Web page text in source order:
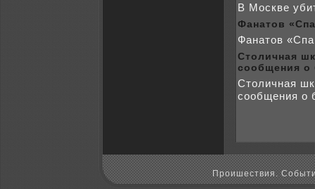
В Москве
Фанатов
Фанатов
Столичная
coобщения о
Столичная
coобщения о
Пpoишествия.